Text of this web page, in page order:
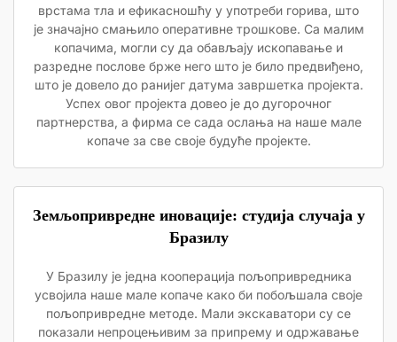
врстама тла и ефикасношћу у употреби горива, што
је значајно смањило оперативне трошкове. Са малим
копачима, могли су да обављају ископавање и
разредне послове брже него што је било предвиђено,
што је довело до ранијег датума завршетка пројекта.
Успех овог пројекта довео је до дугорочног
партнерства, а фирма се сада ослања на наше мале
копаче за све своје будуће пројекте.
Земљопривредне иновације: студија случаја у
Бразилу
У Бразилу је једна кооперација пољопривредника
усвојила наше мале копаче како би побољшала своје
пољопривредне методе. Мали экскаватори су се
показали непроцењивим за припрему и одржавање